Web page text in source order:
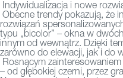
Indywidualizacja i nowe
Obecne trendy pokazują, że
rozwiązań
typu „bicolor” – okna w
innym od wewnątrz. Dzięki
zarówno do elewacji, jak i do
Rosnącym
– od głębokiej czerni, przez